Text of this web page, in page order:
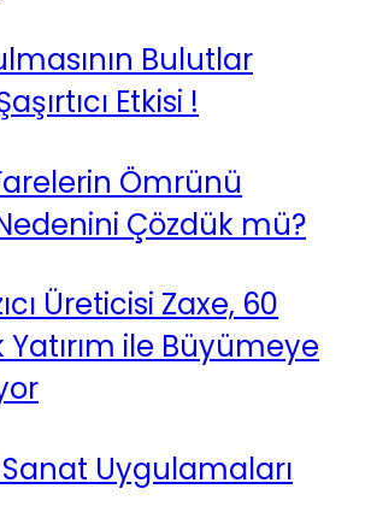
Bulutlar
Etkisi !
Ömrünü
Çözdük mü?
Üreticisi Zaxe, 60
Yatırım ile Büyümeye
Sanat Uygulamaları